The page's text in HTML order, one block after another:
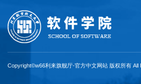
Copyright©w66利来旗舰厅-官方中文网站 版权所有 All